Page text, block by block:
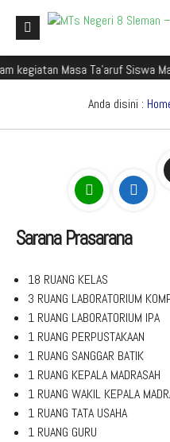
Beranda
Profil Madrasah
Akademik
Aplikasi Madrasah
PMBM
Zona Integritas
PPID
Masa Ta'aruf Siswa Madrasah
Anda disini :
Sarana Prasarana
18 RUANG KELAS
3 RUANG LABORATORIUM
1 RUANG LABORATORIUM IPA
1 RUANG PERPUSTAKAAN
1 RUANG SANGGAR BATIK
1 RUANG KEPALA MADRASAH
1 RUANG WAKIL KEPALA
1 RUANG TATA USAHA
1 RUANG GURU